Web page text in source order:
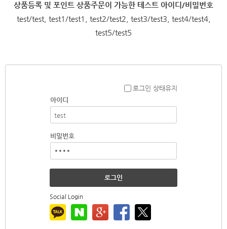
상품등록 및 포인트 상품주문이 가능한 테스트 아이디/비밀번호
test/test, test1/test1, test2/test2, test3/test3, test4/test4,
test5/test5
로그인 상태유지
아이디
비밀번호
로그인
Social Login